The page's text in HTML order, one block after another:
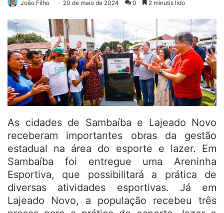
João Filho 20 de maio de 2024 0 2 minutis lido
As cidades de Sambaíba e Lajeado Novo
receberam importantes obras da gestão
estadual na área do esporte e lazer. Em
Sambaíba foi entregue uma Areninha
Esportiva, que possibilitará a prática de
diversas atividades esportivas. Já em
Lajeado Novo, a população recebeu três